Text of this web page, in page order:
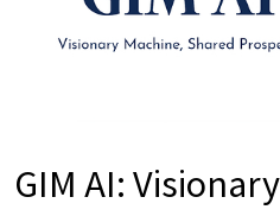
GIM AI: